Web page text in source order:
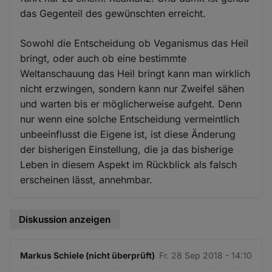
das Gegenteil des gewünschten erreicht.
Sowohl die Entscheidung ob Veganismus das Heil
bringt, oder auch ob eine bestimmte
Weltanschauung das Heil bringt kann man wirklich
nicht erzwingen, sondern kann nur Zweifel sähen
und warten bis er möglicherweise aufgeht. Denn
nur wenn eine solche Entscheidung vermeintlich
unbeeinflusst die Eigene ist, ist diese Änderung
der bisherigen Einstellung, die ja das bisherige
Leben in diesem Aspekt im Rückblick als falsch
erscheinen lässt, annehmbar.
Diskussion anzeigen
Markus Schiele (nicht überprüft) Fr. 28 Sep 2018 - 14:10